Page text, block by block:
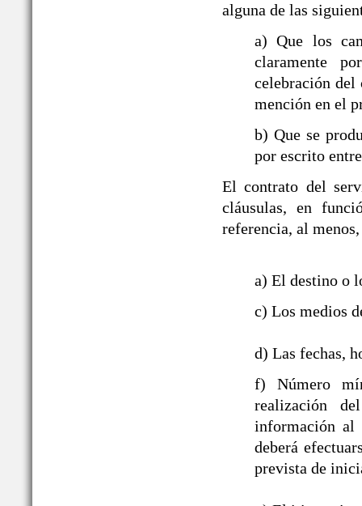
alguna de las
a) Que los
claramente
celebración del
mención en el
b) Que se
por escrito
El contrato del
cláusulas, en
referencia, al
a) El destino o
c) Los medios
d) Las fechas,
f) Número
realización
información al
deberá
prevista de